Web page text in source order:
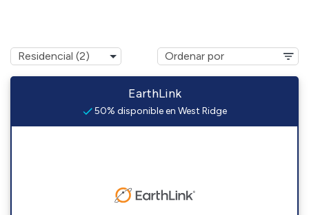
EarthLink
50% disponible en West Ridge